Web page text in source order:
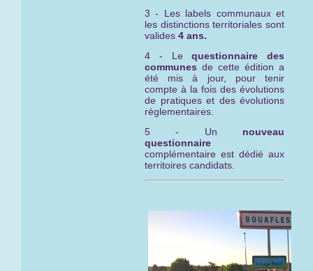
3 - Les labels communaux et
les distinctions territoriales sont
valides 4 ans.
4 - Lequestionnaire des
communes de cette édition a
été mis à jour, pour tenir
compte à la fois des évolutions
de pratiques et des évolutions
réglementaires.
5 - Un nouveau
questionnaire
complémentaire est dédié aux
territoires candidats.